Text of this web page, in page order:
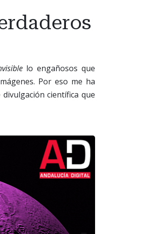
lo engañosos que
Por eso me ha
científica que